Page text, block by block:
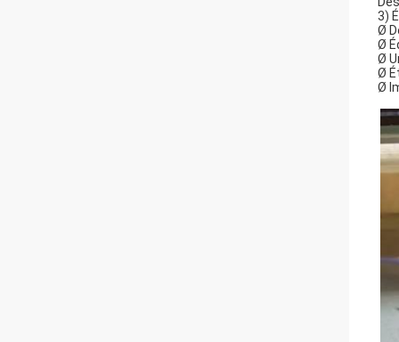
3)
Ø
Ø
Ø
Ø
Ø